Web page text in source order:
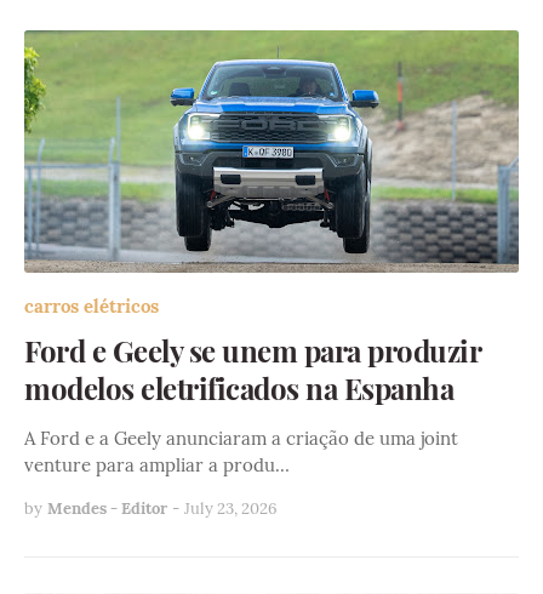
carros elétricos
Ford e Geely se unem para produzir
modelos eletrificados na Espanha
A Ford e a Geely anunciaram a criação de uma joint
venture para ampliar a produ…
by Mendes - Editor - July 23, 2026